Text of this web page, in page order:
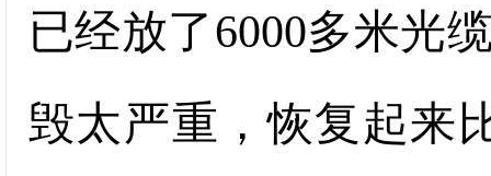
已经放了6000多米光
毁太严重，恢复起来